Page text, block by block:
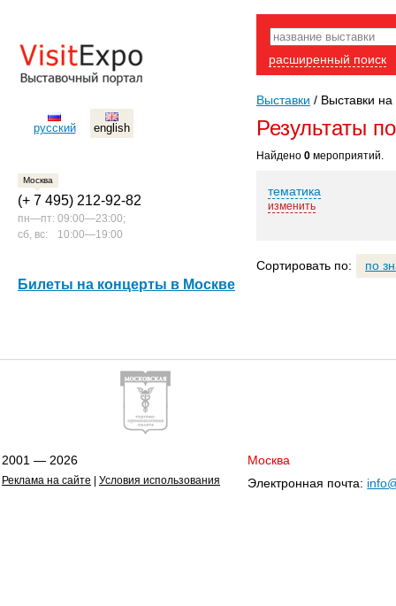
русский english
Москва
(+ 7 495) 212-92-82
пн—пт: 09:00—23:00;
сб, вс:
10:00—19:00
Билеты на концерты в Москве
расширенный поиск
Выставки / Выставки на
Результаты
Найдено 0 мероприятий.
тематика
изменить
Сортировать по: по
2001 — 2026
Реклама на сайте Условия использования
Москва
Электронная почта: